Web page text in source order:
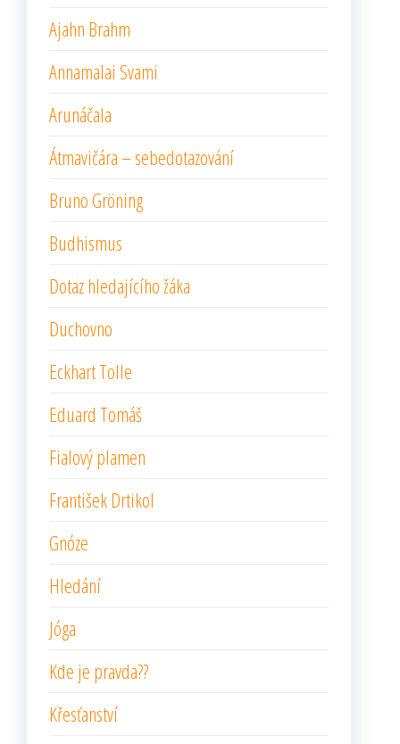
Ajahn Brahm
Annamalai Svami
Arunáčala
Átmavičára – sebedotazování
Bruno Gröning
Budhismus
Dotaz hledajícího žáka
Duchovno
Eckhart Tolle
Eduard Tomáš
Fialový plamen
František Drtikol
Gnóze
Hledání
Jóga
Kde je pravda??
Křesťanství